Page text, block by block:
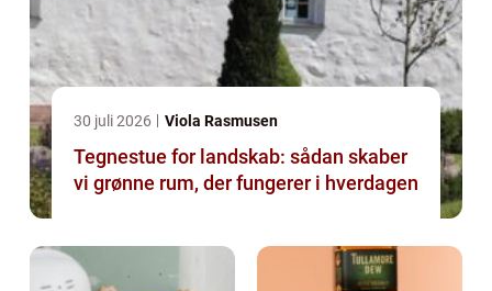
30 juli 2026 Viola Rasmusen
Tegnestue for landskab: sådan skaber
vi grønne rum, der fungerer i hverdagen